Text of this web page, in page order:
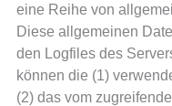
eine Reihe von
Diese allgemeinen
den Logfiles des
können die (1)
(2) das vom